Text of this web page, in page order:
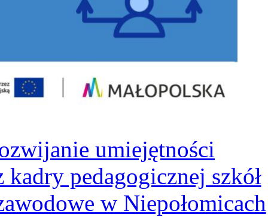
umiejętności
pedagogicznej szkół
w Niepołomicach